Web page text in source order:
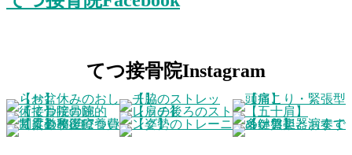
てつ接骨院Instagram